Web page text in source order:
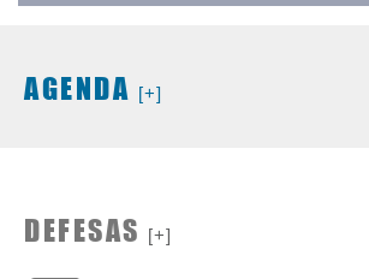
AGENDA [+]
DEFESAS [+]